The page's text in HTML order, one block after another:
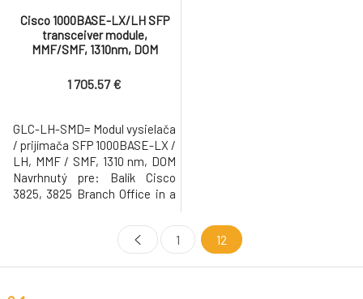
Cisco 1000BASE-LX/LH SFP
transceiver module,
MMF/SMF, 1310nm, DOM
1 705.57 €
GLC-LH-SMD= Modul vysielača
/ prijímača SFP 1000BASE-LX /
LH, MMF / SMF, 1310 nm, DOM
Navrhnutý pre: Balík Cisco
3825, 3825 Branch Office in a
Optimization Bundle, 3825
SRST Voice Upgrades for
HSEC Bundle, 3825 Unified
1 12